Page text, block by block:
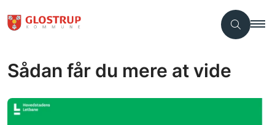
Sådan får du mere at vide